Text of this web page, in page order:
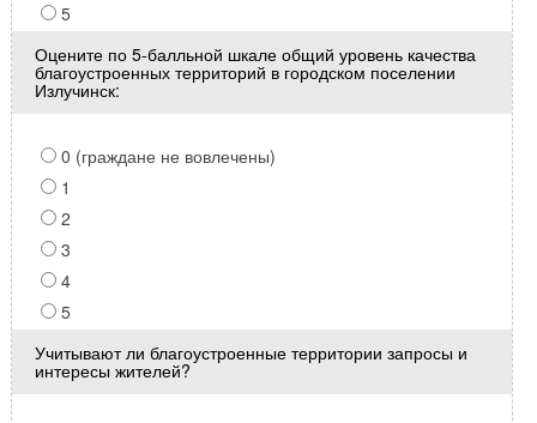
5
Оцените по 5-балльной шкале общий уровень качества
благоустроенных территорий в городском поселении
Излучинск:
0 (граждане не вовлечены)
1
2
3
4
5
Учитывают ли благоустроенные территории запросы и
интересы жителей?